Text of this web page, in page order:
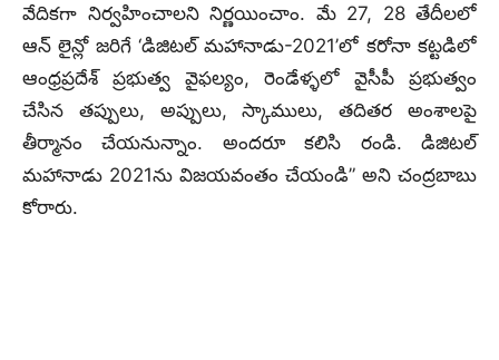
వేదికగా నిర్వహించాలని నిర్ణయించాం. మే 27, 28 తేదీలలో
ఆన్ లైన్లో జరిగే ‘డిజిటల్ మహానాడు-2021’లో కరోనా కట్టడిలో
ఆంధ్రప్రదేశ్ ప్రభుత్వ వైఫల్యం, రెండేళ్ళలో వైసీపీ ప్రభుత్వం
చేసిన తప్పులు, అప్పులు, స్కాములు, తదితర అంశాలపై
తీర్మానం చేయనున్నాం. అందరూ కలిసి రండి. డిజిటల్
మహానాడు 2021ను విజయవంతం చేయండి” అని చంద్రబాబు
కోరారు.